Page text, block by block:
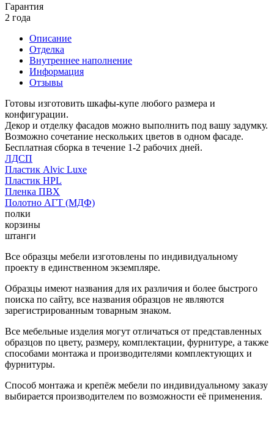
Гарантия
2 года
Описание
Отделка
Внутреннее наполнение
Информация
Отзывы
Готовы изготовить шкафы-купе любого размера и
конфигурации.
Декор и отделку фасадов можно выполнить под вашу задумку.
Возможно сочетание нескольких цветов в одном фасаде.
Бесплатная сборка в течение 1-2 рабочих дней.
ЛДСП
Пластик Alvic Luxe
Пластик HPL
Пленка ПВХ
Полотно АГТ (МДФ)
полки
корзины
штанги
Все образцы мебели изготовлены по индивидуальному
проекту в единственном экземпляре.
Образцы имеют названия для их различия и более быстрого
поиска по сайту, все названия образцов не являются
зарегистрированным товарным знаком.
Все мебельные изделия могут отличаться от представленных
образцов по цвету, размеру, комплектации, фурнитуре, а также
способами монтажа и производителями комплектующих и
фурнитуры.
Способ монтажа и крепёж мебели по индивидуальному заказу
выбирается производителем по возможности её применения.